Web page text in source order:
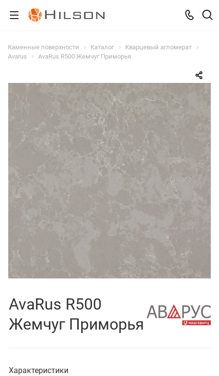
Каменные поверхности Каталог
Кварцевый агломерат
Avarus
AvaRus R500 Жемчуг Приморья
AvaRus R500
Жемчуг Приморья
Характеристики